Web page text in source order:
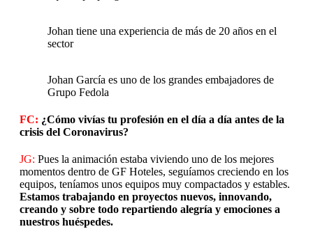
Johan tiene una experiencia de más de 20 años en el
sector
Johan García es uno de los grandes embajadores de
Grupo Fedola
FC: ¿Cómo vivías tu profesión en el día a día antes de la
crisis del Coronavirus?
JG: Pues la animación estaba viviendo uno de los mejores
momentos dentro de GF Hoteles, seguíamos creciendo en los
equipos, teníamos unos equipos muy compactados y estables.
Estamos trabajando en proyectos nuevos, innovando,
creando y sobre todo repartiendo alegría y emociones a
nuestros huéspedes.